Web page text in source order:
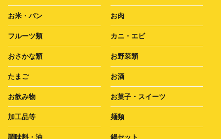
お米・パン お肉
フルーツ類 カニ・エビ
おさかな類 お野菜類
たまご お酒
お飲み物 お菓子・スイーツ
加工品等 麺類
調味料・油 鍋セット